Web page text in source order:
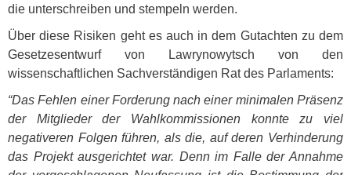
die unterschreiben und stempeln werden.
Über diese Risiken geht es auch in dem Gutachten zu dem
Gesetzesentwurf von Lawrynowytsch von den
wissenschaftlichen Sachverständigen Rat des Parlaments:
“Das Fehlen einer Forderung nach einer minimalen Präsenz
der Mitglieder der Wahlkommissionen konnte zu viel
negativeren Folgen führen, als die, auf deren Verhinderung
das Projekt ausgerichtet war. Denn im Falle der Annahme